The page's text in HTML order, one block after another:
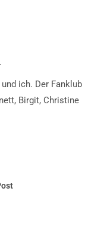
ich. Der Fanklub
Birgit, Christine